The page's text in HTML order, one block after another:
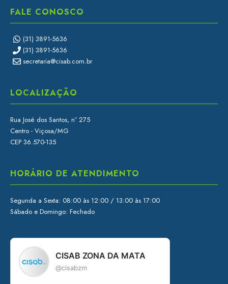
FALE CONOSCO
(31) 3891-5636
(31) 3891-5636
secretaria@cisab.com.br
LOCALIZAÇÃO
Rua José dos Santos, nº 275
Centro - Viçosa/MG
CEP 36.570-135
HORÁRIO DE ATENDIMENTO
Segunda a Sexta: 08:00 às 12:00 / 13:00 às 17:00
Sábado e Domingo: Fechado
CISAB ZONA DA MATA
@cisabzm